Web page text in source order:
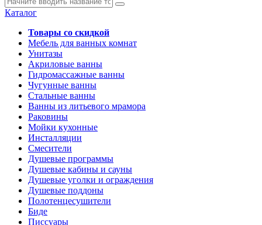
Каталог
Товары со скидкой
Мебель для ванных комнат
Унитазы
Акриловые ванны
Гидромассажные ванны
Чугунные ванны
Стальные ванны
Ванны из литьевого мрамора
Раковины
Мойки кухонные
Инсталляции
Смесители
Душевые программы
Душевые кабины и сауны
Душевые уголки и ограждения
Душевые поддоны
Полотенцесушители
Биде
Писсуары